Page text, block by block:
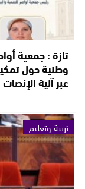
تازة : جمعية
وطنية حول
عبر آلية
تربية وتعليم